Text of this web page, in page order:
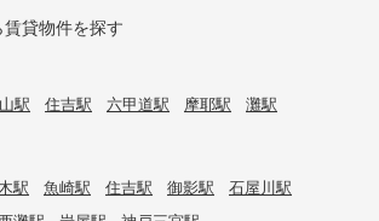
貸物件を探す
駅 住吉駅 六甲道駅 摩耶駅 灘駅
駅 魚崎駅 住吉駅 御影駅
石屋川駅